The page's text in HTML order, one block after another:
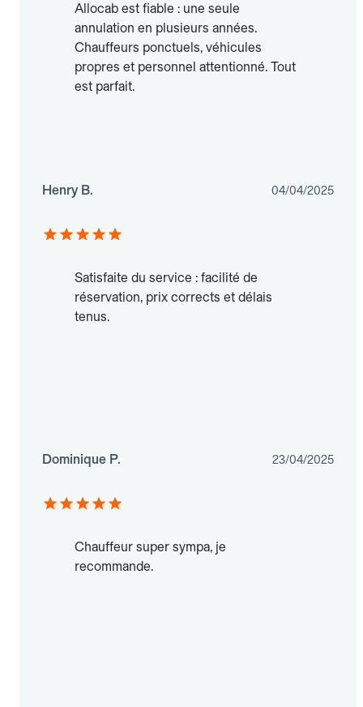
Allocab est fiable : une seule
annulation en plusieurs années.
Chauffeurs ponctuels, véhicules
propres et personnel attentionné. Tout
est parfait.
Henry B. 04/04/2025
Satisfaite du service : facilité de
réservation, prix corrects et délais
tenus.
Dominique P. 23/04/2025
Chauffeur super sympa, je
recommande.